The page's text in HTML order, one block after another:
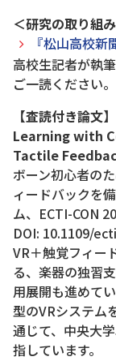
＜研究の取り組
『松山高校
高校生記者が執
ご一読ください。
【査読付き論
Learning with
Tactile
ボーン初心者の
ィードバックを
ム、ECTI-CON
DOI: 10.1109/
VR＋触覚フィー
る、楽器の独習
用展開も進めて
型のVRシステム
通じて、中央大
指しています。